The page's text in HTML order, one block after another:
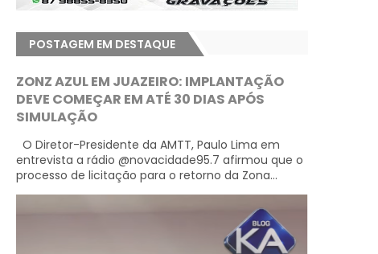
POSTAGEM EM DESTAQUE
ZONZ AZUL EM JUAZEIRO: IMPLANTAÇÃO
DEVE COMEÇAR EM ATÉ 30 DIAS APÓS
SIMULAÇÃO
O Diretor-Presidente da AMTT, Paulo Lima em
entrevista a rádio @novacidade95.7 afirmou que o
processo de licitação para o retorno da Zona...